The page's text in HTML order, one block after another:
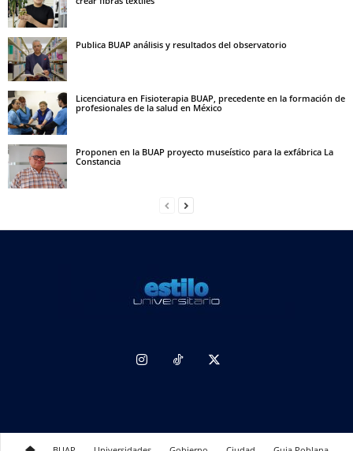
Publica BUAP análisis y resultados del observatorio
Licenciatura en Fisioterapia BUAP, precedente en la formación de
profesionales de la salud en México
Proponen en la BUAP proyecto museístico para la exfábrica La
Constancia